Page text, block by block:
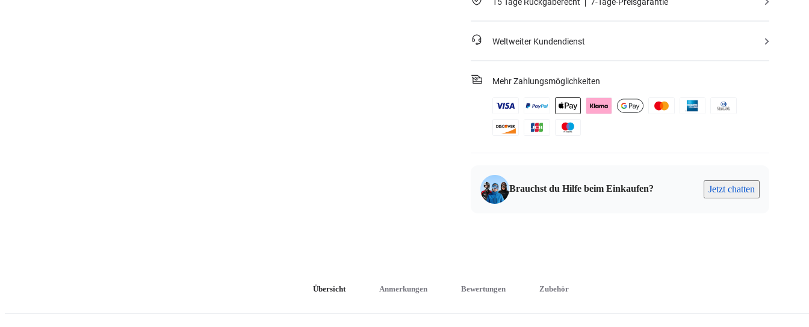
15 Tage Rückgaberecht 7-Tage-Preisgarantie
Weltweiter Kundendienst
Mehr Zahlungsmöglichkeiten
Brauchst du Hilfe beim Einkaufen? Jetzt chatten
Übersicht Anmerkungen Bewertungen Zubehör